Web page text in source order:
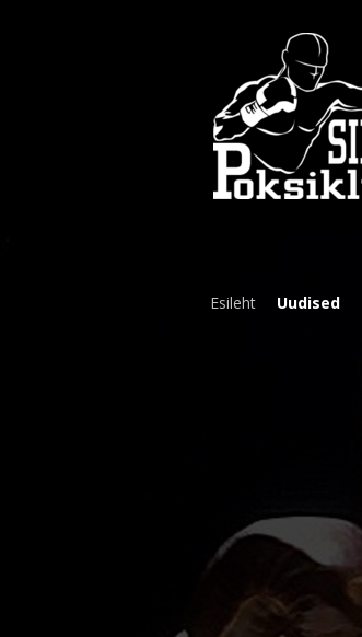
Esileht Uudised